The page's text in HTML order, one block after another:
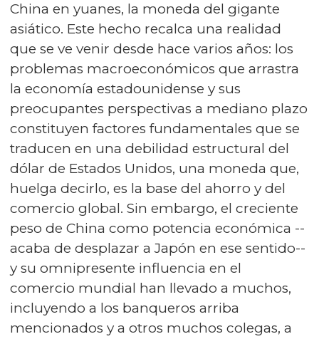
China en yuanes, la moneda del gigante
asiático. Este hecho recalca una realidad
que se ve venir desde hace varios años: los
problemas macroeconómicos que arrastra
la economía estadounidense y sus
preocupantes perspectivas a mediano plazo
constituyen factores fundamentales que se
traducen en una debilidad estructural del
dólar de Estados Unidos, una moneda que,
huelga decirlo, es la base del ahorro y del
comercio global. Sin embargo, el creciente
peso de China como potencia económica --
acaba de desplazar a Japón en ese sentido--
y su omnipresente influencia en el
comercio mundial han llevado a muchos,
incluyendo a los banqueros arriba
mencionados y a otros muchos colegas, a